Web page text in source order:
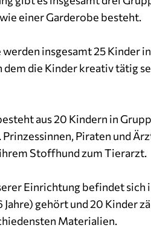
einer Garderobe besteht.
werden insgesamt 25
dem die Kinder kreativ tätig
aus 20 Kindern in
Piraten und
Stoffhund zum Tierarzt.
Einrichtung befindet
gehört und 20 Kinder
Materialien.